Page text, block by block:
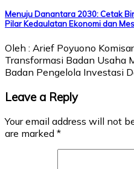
Menuju Danantara 2030: Cetak
Pilar Kedaulatan Ekonomi dan
Oleh : Arief Poyuono
Transformasi Badan Usaha
Badan Pengelola Investasi
Leave a Reply
Your email address will not
are marked *